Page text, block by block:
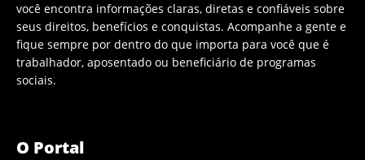
você encontra informações claras, diretas e confiáveis sobre
seus direitos, benefícios e conquistas. Acompanhe a gente e
fique sempre por dentro do que importa para você que é
trabalhador, aposentado ou beneficiário de programas
sociais.
O Portal